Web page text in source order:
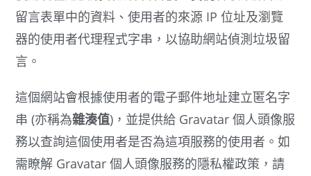
留言表單中的資料、使用者的來源 IP 位址及瀏覽
器的使用者代理程式字串，以協助網站偵測垃圾留
言。
這個網站會根據使用者的電子郵件地址建立匿名字
串 (亦稱為雜湊值)，並提供給 Gravatar 個人頭像服
務以查詢這個使用者是否為這項服務的使用者。如
需瞭解 Gravatar 個人頭像服務的隱私權政策，請